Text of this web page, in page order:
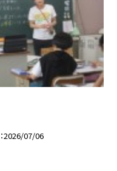
2026/07/06